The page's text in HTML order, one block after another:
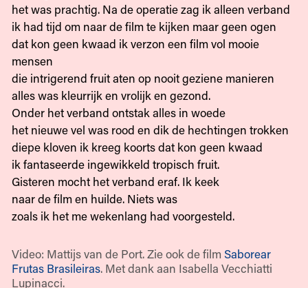
het was prachtig. Na de operatie zag ik alleen verband
ik had tijd om naar de film te kijken maar geen ogen
dat kon geen kwaad ik verzon een film vol mooie
mensen
die intrigerend fruit aten op nooit geziene manieren
alles was kleurrijk en vrolijk en gezond.
Onder het verband ontstak alles in woede
het nieuwe vel was rood en dik de hechtingen trokken
diepe kloven ik kreeg koorts dat kon geen kwaad
ik fantaseerde ingewikkeld tropisch fruit.
Gisteren mocht het verband eraf. Ik keek
naar de film en huilde. Niets was
zoals ik het me wekenlang had voorgesteld.
Video: Mattijs van de Port. Zie ook de film Saborear
Frutas Brasileiras. Met dank aan Isabella Vecchiatti
Lupinacci.